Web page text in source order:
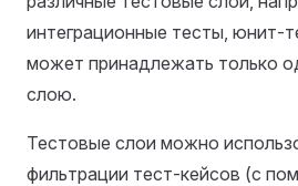
интеграционные тесты, юнит-
может принадлежать только
слою.
Тестовые слои можно
фильтрации тест-кейсов (с